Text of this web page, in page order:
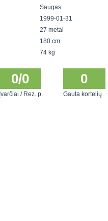
Saugas
1999-01-31
27 metai
180 cm
74 kg
0/0
Įvarčiai / Rez. p.
0
Gauta kortelių